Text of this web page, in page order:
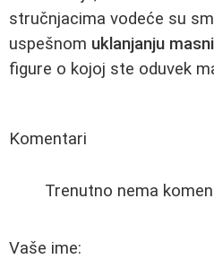
stručnjacima vodeće su
uspešnom uklanjanju
figure o kojoj ste oduvek
Komentari
Trenutno nema
Vaše ime: